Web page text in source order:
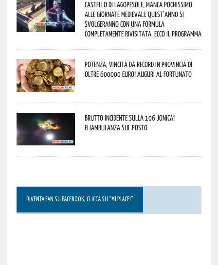
Castello di Lagopesole, manca pochissimo
alle Giornate Medievali: quest’anno si
svolgeranno con una formula
completamente rivisitata. Ecco il programma
Potenza, vincita da record in provincia di
oltre 600000 euro! Auguri al fortunato
Brutto incidente sulla 106 Jonica!
Eliambulanza sul posto
DIVENTA FAN SU FACEBOOK, CLICCA SU “MI PIACE!”